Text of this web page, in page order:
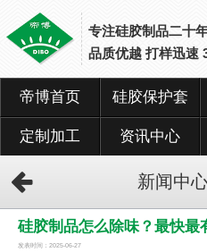
网
站
首
胶
保
护
专注硅胶制品二十
品质优越 打样迅速
帝博首页 硅胶保护套
定制加工 资讯中心
新闻中
硅胶制品怎么除味？最快最
发表时间：2025-06-27